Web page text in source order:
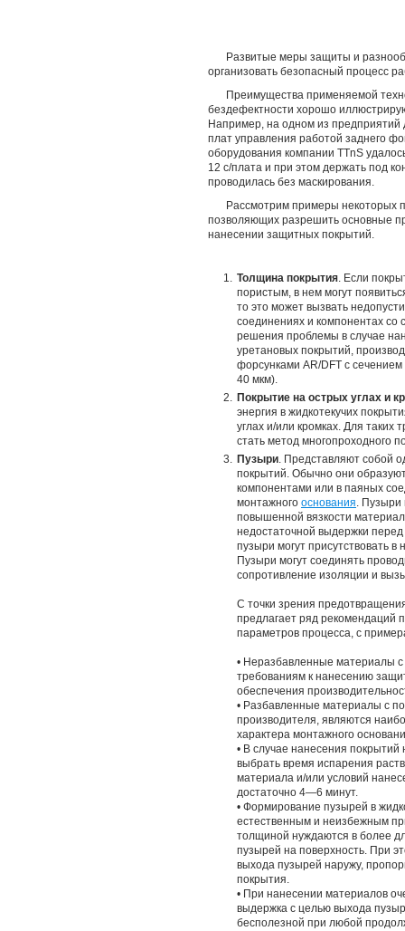
Развитые меры защиты и
организовать безопасный процесс
Преимущества применяемой
бездефектности хорошо
Например, на одном из
плат управления работой заднего
оборудования компании TTnS
12 с/плата и при этом держать под
проводилась без маскирования.
Рассмотрим примеры некоторых
позволяющих разрешить основные
нанесении защитных покрытий.
Толщина покрытия. Если
пористым, в нем могут
то это может вызвать
соединениях и компонентах
решения проблемы в случае
уретановых покрытий,
форсунками AR/DFT с
40 мкм).
Покрытие на острых углах и
энергия в жидкотекучих
углах и/или кромках. Для
стать метод многопроходного
Пузыри. Представляют собой
покрытий. Обычно они
компонентами или в паяных
монтажного основания. Пузыри
повышенной вязкости
недостаточной выдержки
пузыри могут присутствовать
Пузыри могут соединять
сопротивление изоляции и
С точки зрения
предлагает ряд рекомендаций
параметров процесса, с
• Неразбавленные материалы с
требованиям к нанесению
обеспечения
• Разбавленные материалы с
производителя, являются
характера монтажного
• В случае нанесения
выбрать время испарения
материала и/или условий
достаточно 4—6 минут.
• Формирование пузырей в
естественным и неизбежным
толщиной нуждаются в более
пузырей на поверхность. При
выхода пузырей наружу,
покрытия.
• При нанесении материалов
выдержка с целью выхода
бесполезной при любой